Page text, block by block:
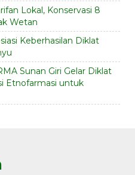
Lokal, Konservasi 8
Wetan
Keberhasilan Diklat
Sunan Giri Gelar Diklat
Etnofarmasi untuk